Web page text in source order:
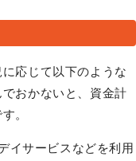
応じて以下のような
おかないと、資金計
。
イサービスなどを利用